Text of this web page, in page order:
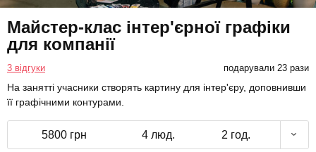
Майстер-клас інтер'єрної графіки
для компанії
3 відгуки подарували 23 рази
На занятті учасники створять картину для інтер'єру, доповнивши
її графічними контурами.
5800 грн 4 люд. 2 год.